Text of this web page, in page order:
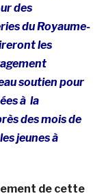
des
du Royaume-
les
soutien pour
à la
des mois de
jeunes à
de cette